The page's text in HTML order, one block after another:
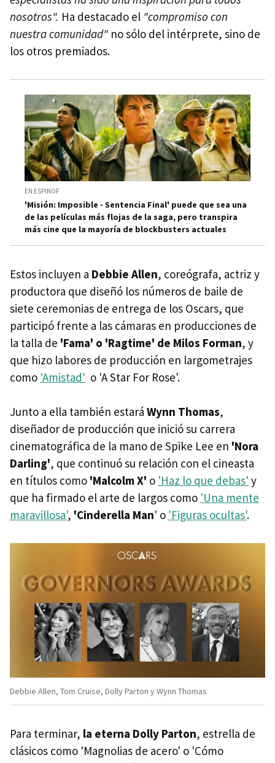
nosotros". Ha destacado el "compromiso con
nuestra comunidad" no sólo del intérprete, sino de
los otros premiados.
EN ESPINOF
'Misión: Imposible - Sentencia Final' puede que sea una
de las películas más flojas de la saga, pero transpira
más cine que la mayoría de blockbusters actuales
Estos incluyen a Debbie Allen, coreógrafa, actriz y
productora que diseñó los números de baile de
siete ceremonias de entrega de los Oscars, que
participó frente a las cámaras en producciones de
la talla de 'Fama' o 'Ragtime' de Milos Forman, y
que hizo labores de producción en largometrajes
como 'Amistad' o 'A Star For Rose'.
Junto a ella también estará Wynn Thomas,
diseñador de producción que inició su carrera
cinematográfica de la mano de Spike Lee en 'Nora
Darling', que continuó su relación con el cineasta
en títulos como 'Malcolm X' o 'Haz lo que debas' y
que ha firmado el arte de largos como 'Una mente
maravillosa', 'Cinderella Man' o 'Figuras ocultas'.
Debbie Allen, Tom Cruise, Dolly Parton y Wynn Thomas
Para terminar, la eterna Dolly Parton, estrella de
clásicos como 'Magnolias de acero' o 'Cómo